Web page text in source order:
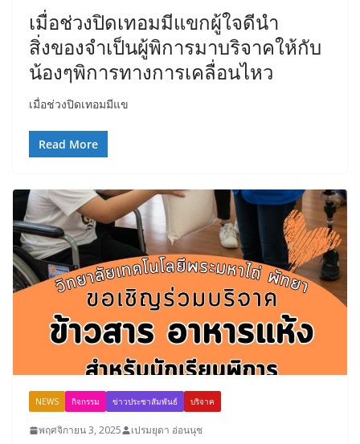
เมื่อช่วงปิดเทอมมีแขกผู้ใจดีนำ
สิ่งของจำเป็นผู้พิการมาบริจาคให้กับ
น้องๆพิการทางการเคลื่อนไหว
เมื่อช่วงปิดเทอมมีแข
Read More
NEWS กิจกรรม ข่าวประชาสัมพันธ์ บริจาค
พฤศจิกายน 3, 2025 เปรมยุดา อ่อนนุช